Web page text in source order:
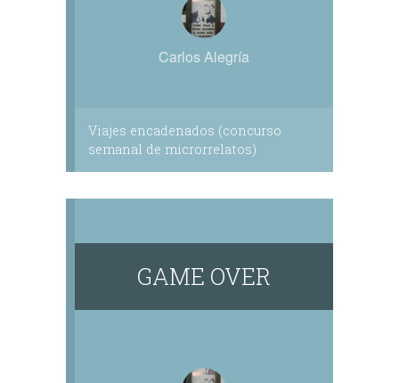
Carlos Alegría
Viajes encadenados (concurso
semanal de microrrelatos)
GAME OVER